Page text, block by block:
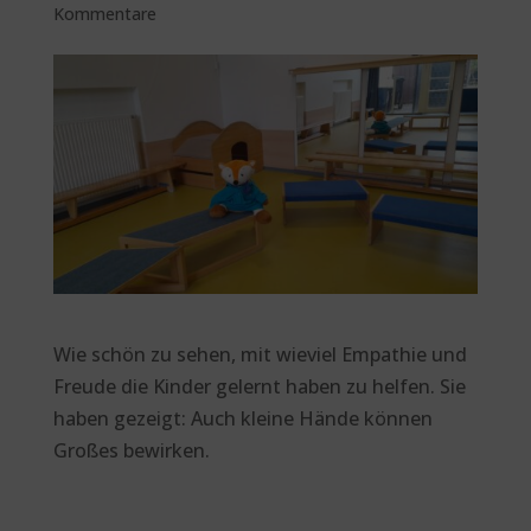
Kommentare
Wie schön zu sehen, mit wieviel Empathie und
Freude die Kinder gelernt haben zu helfen. Sie
haben gezeigt: Auch kleine Hände können
Großes bewirken.